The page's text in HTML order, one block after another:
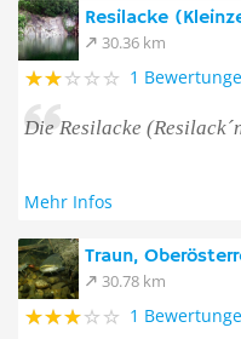
Resilacke
30.36 km
1
Die Resilacke
Mehr Infos
Traun,
30.78 km
1